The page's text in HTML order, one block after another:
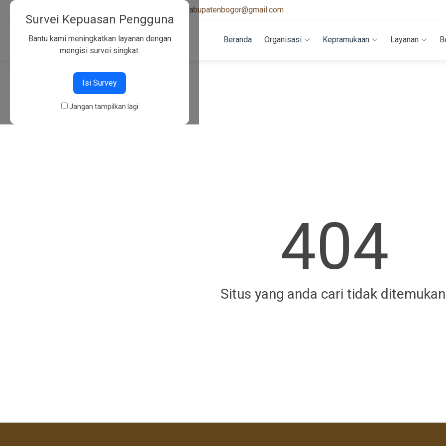
kwarcabkabupatenbogor@gmail.com
Beranda Organisasi Kepramukaan Layanan
404
404
Situs yang anda cari tidak
Survei Kepuasan Pengguna
Bantu kami meningkatkan layanan dengan
mengisi survei singkat.
Isi Survey
Jangan tampilkan lagi